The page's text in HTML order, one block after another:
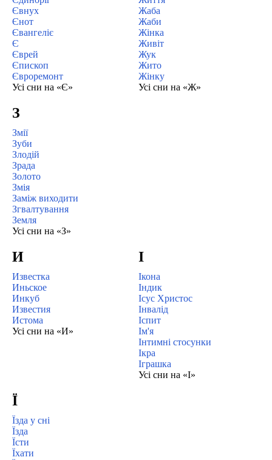
Євнух
Єнот
Євангеліє
Є
Єврей
Єпископ
Євроремонт
Усі сни на «Є»
Жаба
Жаби
Жінка
Живіт
Жук
Жито
Жінку
Усі сни на «Ж»
З
Змії
Зуби
Злодій
Зрада
Золото
Змія
Заміж виходити
Згвалтування
Земля
Усі сни на «З»
И
Известка
Иньское
Инкуб
Известия
Истома
Усі сни на «И»
І
Ікона
Індик
Ісус Христос
Інвалід
Іспит
Ім'я
Інтимні стосунки
Ікра
Іграшка
Усі сни на «І»
Ї
Їзда у сні
Їзда
Їсти
Їхати